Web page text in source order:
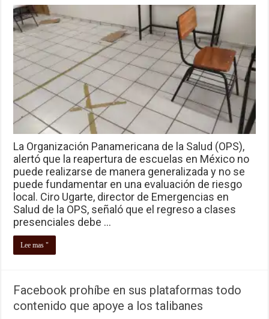
La Organización Panamericana de la Salud (OPS),
alertó que la reapertura de escuelas en México no
puede realizarse de manera generalizada y no se
puede fundamentar en una evaluación de riesgo
local. Ciro Ugarte, director de Emergencias en
Salud de la OPS, señaló que el regreso a clases
presenciales debe …
Lee mas "
Facebook prohíbe en sus plataformas todo
contenido que apoye a los talibanes